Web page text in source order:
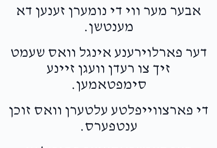
אבער מער ווי די נומערן זענען דא
מענטשן.
דער פארלוירענע אינגל וואס שעמט
זיך צו רעדן וועגן זיינע
סימפטאמען.
די פארצווייפלטע עלטערן וואס זוכן
ענטפערס.